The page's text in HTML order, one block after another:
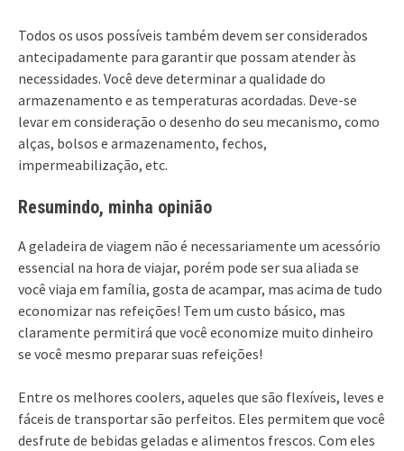
Todos os usos possíveis também devem ser considerados
antecipadamente para garantir que possam atender às
necessidades. Você deve determinar a qualidade do
armazenamento e as temperaturas acordadas. Deve-se
levar em consideração o desenho do seu mecanismo, como
alças, bolsos e armazenamento, fechos,
impermeabilização, etc.
Resumindo, minha opinião
A geladeira de viagem não é necessariamente um acessório
essencial na hora de viajar, porém pode ser sua aliada se
você viaja em família, gosta de acampar, mas acima de tudo
economizar nas refeições! Tem um custo básico, mas
claramente permitirá que você economize muito dinheiro
se você mesmo preparar suas refeições!
Entre os melhores coolers, aqueles que são flexíveis, leves e
fáceis de transportar são perfeitos. Eles permitem que você
desfrute de bebidas geladas e alimentos frescos. Com eles